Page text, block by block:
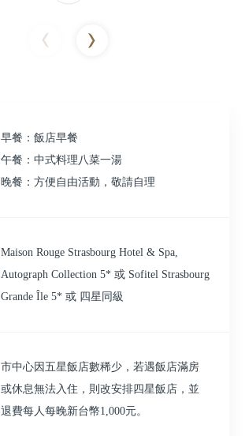
早餐：飯店早餐
午餐：中式料理八菜一湯
晚餐：方便自由活動，敬請自理
Maison Rouge Strasbourg Hotel & Spa,
Autograph Collection 5* 或 Sofitel Strasbourg
Grande Île 5* 或 四星同級
市中心因五星飯店數稀少，若遇飯店滿房
或休息無法入住，則改安排四星飯店，並
退費每人每晚新台幣1,000元。